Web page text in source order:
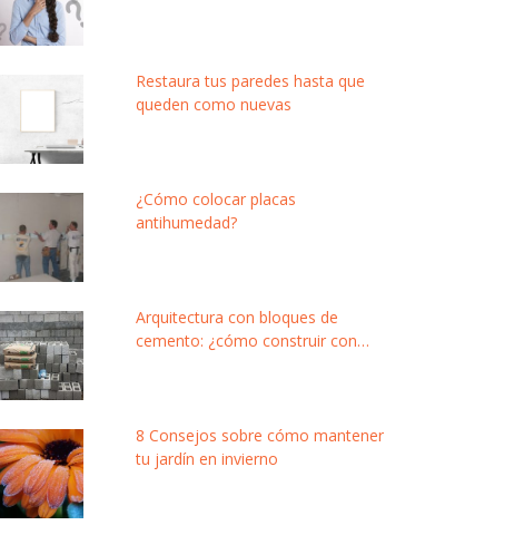
Restaura tus paredes hasta que
queden como nuevas
¿Cómo colocar placas
antihumedad?
Arquitectura con bloques de
cemento: ¿cómo construir con
8 Consejos sobre cómo mantener
tu jardín en invierno